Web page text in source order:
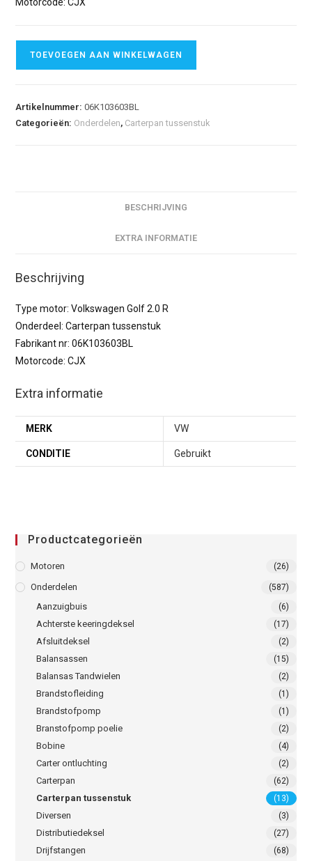
TOEVOEGEN AAN WINKELWAGEN
Artikelnummer:06K103603BL
Categorieën: Onderdelen, Carterpan tussenstuk
BESCHRIJVING
EXTRA INFORMATIE
Beschrijving
Type motor: Volkswagen Golf 2.0 R
Onderdeel: Carterpan tussenstuk
Fabrikant nr: 06K103603BL
Motorcode: CJX
Extra informatie
MERK VW
CONDITIE Gebruikt
Productcategorieën
Motoren (26)
Onderdelen (587)
Aanzuigbuis (6)
Achterste keeringdeksel (17)
Afsluitdeksel (2)
Balansassen (15)
Balansas Tandwielen (2)
Brandstofleiding (1)
Brandstofpomp (1)
Branstofpomp poelie (2)
Bobine (4)
Carter ontluchting (2)
Carterpan (62)
Carterpan tussenstuk (13)
Diversen (3)
Distributiedeksel (27)
Drijfstangen (68)